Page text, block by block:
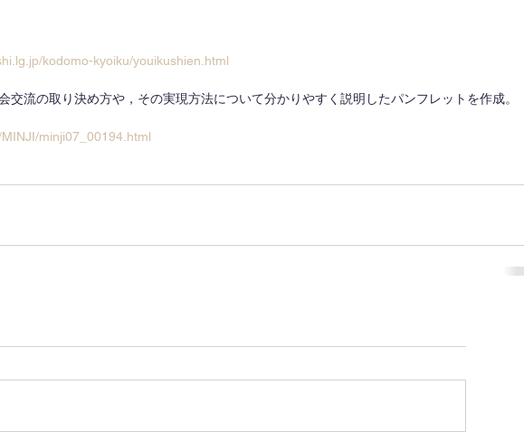
kodomo-kyoiku/youikushien.html
交流の取り決め方や，その実現方法について分かりやすく説明したパンフレットを作成。
minji07_00194.html